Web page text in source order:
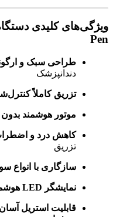
Pen
طراحی سبک و
دندانپزشک
تزریق کاملاً
موتور هوشمند بدون
کاهش درد و
تزریق
سازگاری با انواع
نمایشگر LED هوشمند
قابلیت استریل